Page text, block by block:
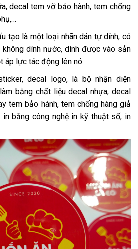
decal tem vỡ bảo hành, tem chống
tạo là một loại nhãn dán tự dính, có
dính nước, dính được vào sản
áp lực tác động lên nó.
decal logo, là bộ nhận diện
bằng chất liệu decal nhựa, decal
tem bảo hành, tem chống hàng giả
in bằng công nghệ in kỹ thuật số, in